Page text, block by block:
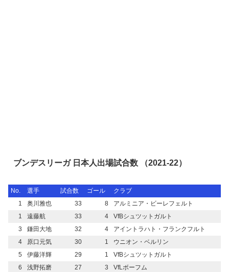
ブンデスリーガ 日本人出場試合数 （2021-22）
No. 選手 試合数 ゴール
クラブ
1
奥川雅也 33 8
アルミニア・ビーレフェルト
1
遠藤航 33 4
VfBシュツットガルト
3
鎌田大地 32 4
アイントラハト・フランクフルト
4
原口元気 30 1
ウニオン・ベルリン
5
伊藤洋輝 29 1
VfBシュツットガルト
6
浅野拓磨 27 3
VfLボーフム